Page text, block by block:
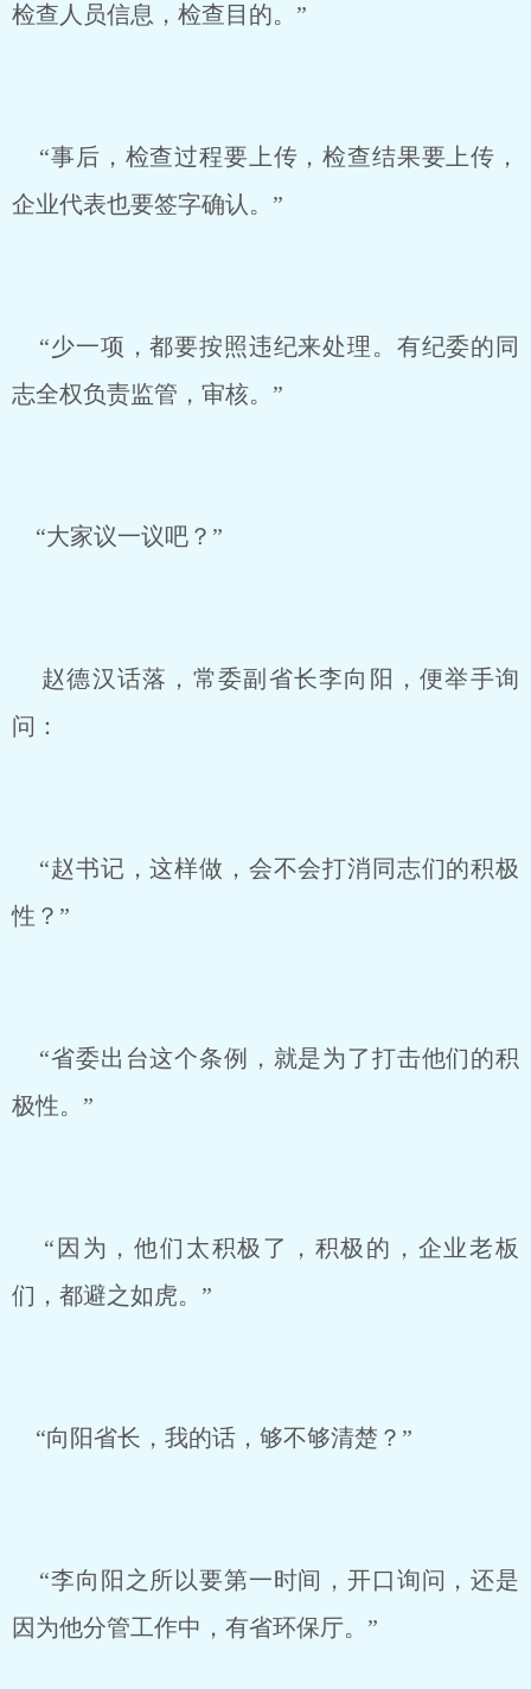
检查人员信息，检查目的。”
“事后，检查过程要上传，检查结果要上传，
企业代表也要签字确认。”
“少一项，都要按照违纪来处理。有纪委的同
志全权负责监管，审核。”
“大家议一议吧？”
赵德汉话落，常委副省长李向阳，便举手询
问：
“赵书记，这样做，会不会打消同志们的积极
性？”
“省委出台这个条例，就是为了打击他们的积
极性。”
“因为，他们太积极了，积极的，企业老板
们，都避之如虎。”
“向阳省长，我的话，够不够清楚？”
“李向阳之所以要第一时间，开口询问，还是
因为他分管工作中，有省环保厅。”